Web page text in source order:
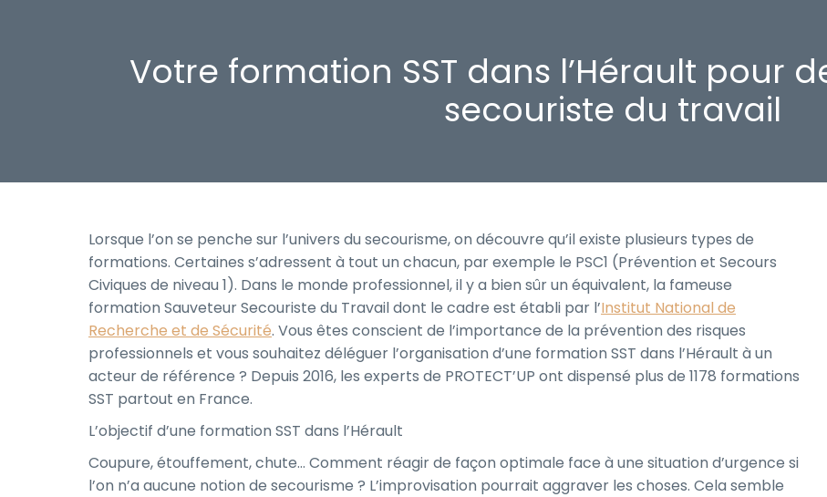
Votre formation SST dans l’Hérault pour
secouriste du travail
Lorsque l’on se penche sur l’univers du secourisme, on découvre qu’il existe plusieurs types de
formations. Certaines s’adressent à tout un chacun, par exemple le PSC1 (Prévention et Secours
Civiques de niveau 1). Dans le monde professionnel, il y a bien sûr un équivalent, la fameuse
formation Sauveteur Secouriste du Travail dont le cadre est établi par l’Institut National de
Recherche et de Sécurité. Vous êtes conscient de l’importance de la prévention des risques
professionnels et vous souhaitez déléguer l’organisation d’une formation SST dans l’Hérault à un
acteur de référence ? Depuis 2016, les experts de PROTECT’UP ont dispensé plus de 1178 formations
SST partout en France.
L’objectif d’une formation SST dans l’Hérault
Coupure, étouffement, chute… Comment réagir de façon optimale face à une situation d’urgence si
l’on n’a aucune notion de secourisme ? L’improvisation pourrait aggraver les choses. Cela semble